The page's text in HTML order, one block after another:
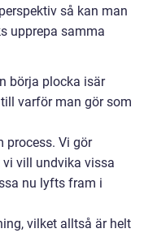
så kan man
upprepa samma
börja plocka isär
varför man gör som
process. Vi gör
vill undvika vissa
nu lyfts fram i
vilket alltså är helt